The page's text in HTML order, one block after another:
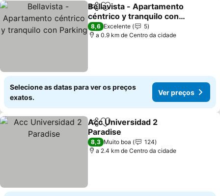
PartilharAdicionar aos favoritos
Bellavista - Apartamento
céntrico y tranquilo con
Parking
8,6 Excelente
5
a 0.9 km de Centro da cidade
Selecione as datas para ver os preços
exatos.
Ver preços
PartilharAdicionar aos favoritos
Acc Universidad 2
Paradise
8,3 Muito boa
124
a 2.4 km de Centro da cidade